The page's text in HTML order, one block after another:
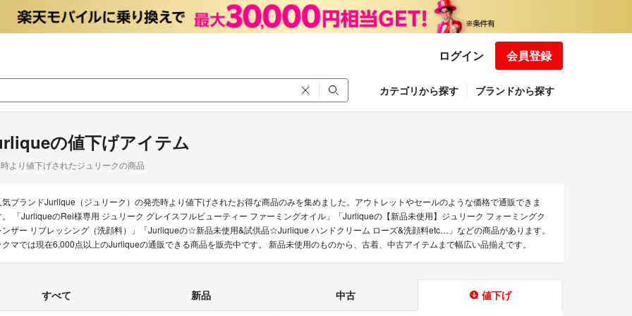
ログイン 会員登録
カテゴリから探す ブランドから探す
の値下げアイテム
より値下げされたジュリークの商品
気ブランドJurlique（ジュリーク）の発売時より値下げされたお得な商品のみを集めました。アウトレットやセールのような価格で通販できま
。 「JurliqueのRei様専用 ジュリーク グレイスフルビューティー ファーミングオイル」「Jurliqueの【新品未使用】ジュリーク フォーミングク
ンザー リプレッシング（洗顔料）」「Jurliqueの☆新品未使用&試供品☆Jurlique ハンドクリーム ローズ&洗顔料etc…」などの商品があります。
クマでは現在6,000点以上のJurliqueの通販できる商品を販売中です。 新品未使用のものから、古着、中古アイテムまで幅広い品揃えです。
すべて 新品 中古 値下げ